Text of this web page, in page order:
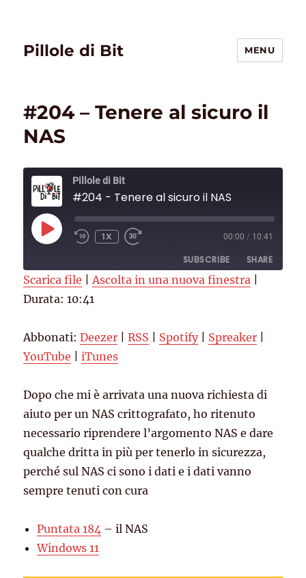
Pillole di Bit MENU
#204 – Tenere al sicuro il
NAS
Pillole di Bit
#204 - Tenere al sicuro il NAS
PLAY
EPISODE
1X 00:00 / 10:41
SUBSCRIBE SHARE
Deezer
YouTube iTunes
RSS FEED
SHARE
EMBED
Scarica file |Ascolta in una nuova finestra
Durata: 10:41
Abbonati:Deezer |RSS Spotify| Spreaker
YouTube |iTunes
Dopo che mi è arrivata una nuova richiesta di
aiuto per un NAS crittografato, ho ritenuto
necessario riprendere l’argomento NAS e dare
qualche dritta in più per tenerlo in sicurezza,
perché sul NAS ci sono i dati e i dati vanno
sempre tenuti con cura
Puntata 184 – il NAS
Windows 11